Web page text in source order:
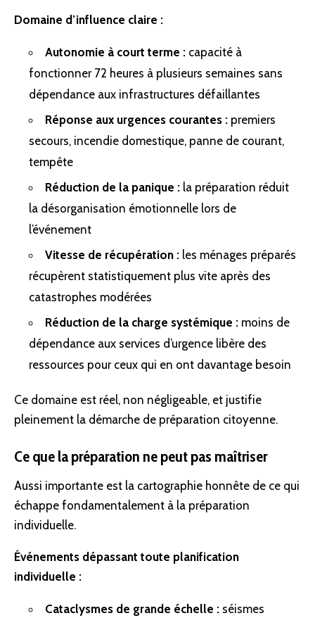
Domaine d’influence claire :
Autonomie à court terme : capacité à
fonctionner 72 heures à plusieurs semaines sans
dépendance aux infrastructures défaillantes
Réponse aux urgences courantes : premiers
secours, incendie domestique, panne de courant,
tempête
Réduction de la panique : la préparation réduit
la désorganisation émotionnelle lors de
l’événement
Vitesse de récupération : les ménages préparés
récupèrent statistiquement plus vite après des
catastrophes modérées
Réduction de la charge systémique : moins de
dépendance aux services d’urgence libère des
ressources pour ceux qui en ont davantage besoin
Ce domaine est réel, non négligeable, et justifie
pleinement la démarche de préparation citoyenne.
Ce que la préparation ne peut pas maîtriser
Aussi importante est la cartographie honnête de ce qui
échappe fondamentalement à la préparation
individuelle.
Événements dépassant toute planification
individuelle :
Cataclysmes de grande échelle : séismes